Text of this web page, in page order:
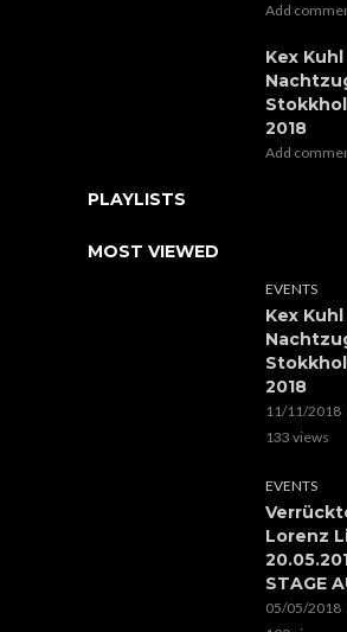
Add
Kex Kuhl
2018
Add
PLAYLISTS
MOST VIEWED
EVENTS
Kex Kuhl
2018
11/11/2018
133 views
EVENTS
Lorenz
STAGE
05/05/2018